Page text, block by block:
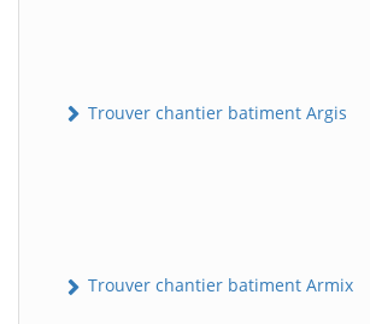
Trouver chantier batiment Argis
Trouver chantier batiment Armix